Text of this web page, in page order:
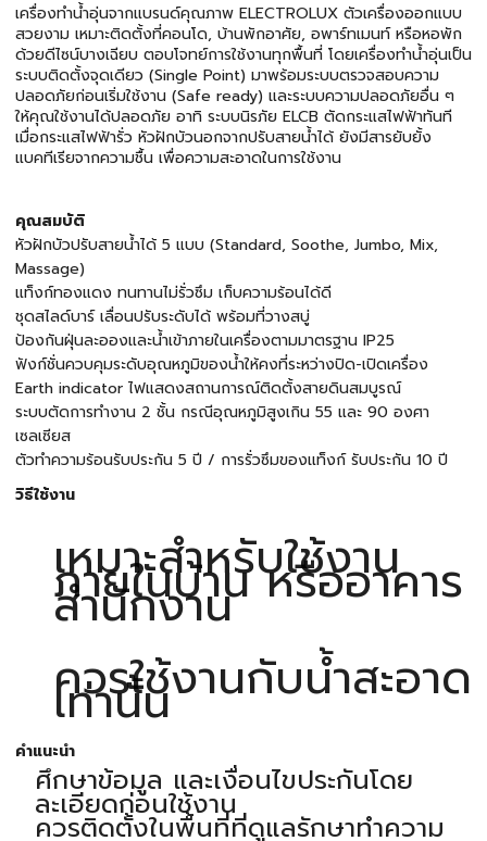
เครื่องทำน้ำอุ่นจากแบรนด์คุณภาพ ELECTROLUX ตัวเครื่องออกแบบ
สวยงาม เหมาะติดตั้งที่คอนโด, บ้านพักอาศัย, อพาร์ทเมนท์ หรือหอพัก
ด้วยดีไซน์บางเฉียบ ตอบโจทย์การใช้งานทุกพื้นที่ โดยเครื่องทำน้ำอุ่นเป็น
ระบบติดตั้งจุดเดียว (Single Point) มาพร้อมระบบตรวจสอบความ
ปลอดภัยก่อนเริ่มใช้งาน (Safe ready) และระบบความปลอดภัยอื่น ๆ
ให้คุณใช้งานได้ปลอดภัย อาทิ ระบบนิรภัย ELCB ตัดกระแสไฟฟ้าทันที
เมื่อกระแสไฟฟ้ารั่ว หัวฝักบัวนอกจากปรับสายน้ำได้ ยังมีสารยับยั้ง
แบคทีเรียจากความชื้น เพื่อความสะอาดในการใช้งาน
คุณสมบัติ
หัวฝักบัวปรับสายน้ำได้ 5 แบบ (Standard, Soothe, Jumbo, Mix,
Massage)
แท็งก์ทองแดง ทนทานไม่รั่วซึม เก็บความร้อนได้ดี
ชุดสไลด์บาร์ เลื่อนปรับระดับได้ พร้อมที่วางสบู่
ป้องกันฝุ่นละอองและน้ำเข้าภายในเครื่องตามมาตรฐาน IP25
ฟังก์ชั่นควบคุมระดับอุณหภูมิของน้ำให้คงที่ระหว่างปิด-เปิดเครื่อง
Earth indicator ไฟแสดงสถานการณ์ติดตั้งสายดินสมบูรณ์
ระบบตัดการทำงาน 2 ชั้น กรณีอุณหภูมิสูงเกิน 55 และ 90 องศา
เซลเซียส
ตัวทำความร้อนรับประกัน 5 ปี / การรั่วซึมของแท็งก์ รับประกัน 10 ปี
วิธีใช้งาน
เหมาะสำหรับใช้งาน
ภายในบ้าน หรืออาคาร
สำนักงาน
ควรใช้งานกับน้ำสะอาด
เท่านั้น
คำแนะนำ
ศึกษาข้อมูล และเงื่อนไขประกันโดย
ละเอียดก่อนใช้งาน
ควรติดตั้งในพื้นที่ที่ดูแลรักษาทำความ